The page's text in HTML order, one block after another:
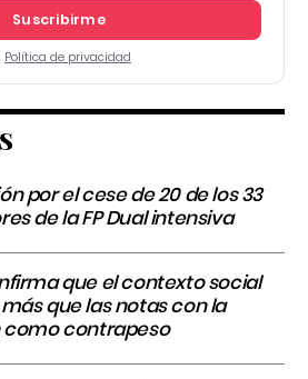
Suscribirme
Política de privacidad
por el cese de 20 de los 33
de la FP Dual intensiva
que el contexto social
que las notas con la
contrapeso